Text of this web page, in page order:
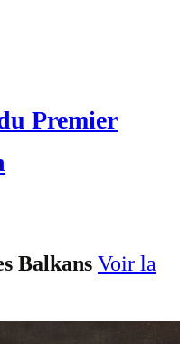
Premier
Balkans Voir la